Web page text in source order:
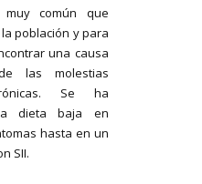
común que
población y para
una causa
las molestias
Se ha
dieta baja en
hasta en un
SII.